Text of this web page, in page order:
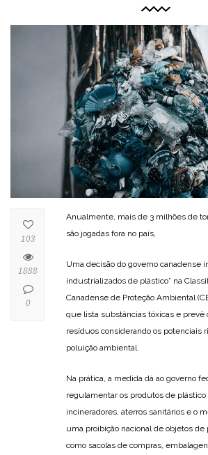
Anualmente, mais de 3 milhões de
são jogadas fora no país,
Uma decisão do governo canadense
industrializados de plástico” na
Canadense de Proteção Ambiental
que lista substâncias tóxicas e prevê
resíduos considerando os potenciais
poluição ambiental.
Na prática, a medida dá ao governo
regulamentar os produtos de
incineradores, aterros sanitários e o
uma proibição nacional de objetos de
como sacolas de compras,
103
1888
0